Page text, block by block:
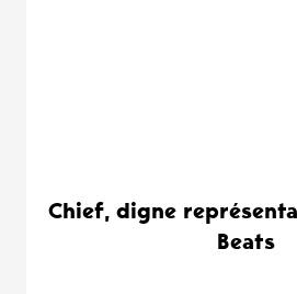
Chief, digne
Beats